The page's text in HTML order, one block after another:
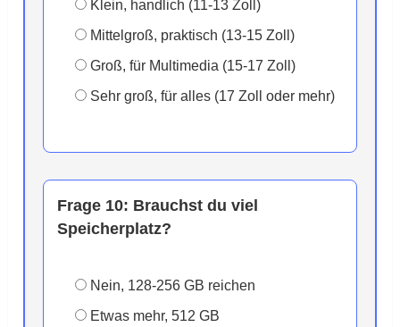
Klein, handlich (11-13 Zoll)
Mittelgroß, praktisch (13-15 Zoll)
Groß, für Multimedia (15-17 Zoll)
Sehr groß, für alles (17 Zoll oder mehr)
Frage 10: Brauchst du viel
Speicherplatz?
Nein, 128-256 GB reichen
Etwas mehr, 512 GB